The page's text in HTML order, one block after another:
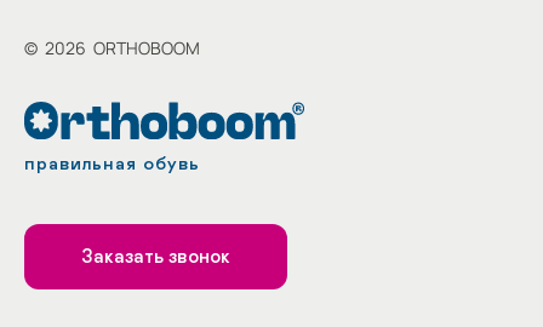
© 2026 ORTHOBOOM
правильная обувь
Заказать звонок